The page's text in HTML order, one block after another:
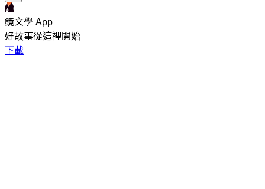
鏡文學 App
好故事從這裡開始
下載